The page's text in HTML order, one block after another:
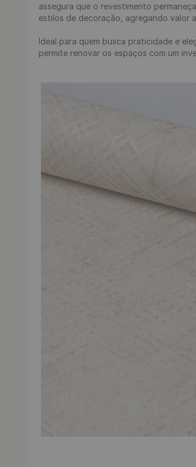
assegura que o revestimento
estilos de decoração, agregando valor
Ideal para quem busca praticidade e
permite renovar os espaços com um